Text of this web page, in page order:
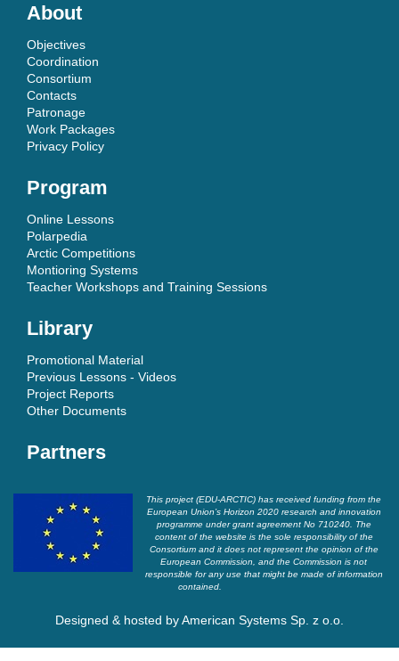
About
Objectives
Coordination
Consortium
Contacts
Patronage
Work Packages
Privacy Policy
Program
Online Lessons
Polarpedia
Arctic Competitions
Montioring Systems
Teacher Workshops and Training Sessions
Library
Promotional Material
Previous Lessons - Videos
Project Reports
Other Documents
Partners
This project (EDU-ARCTIC) has received funding from the
European Union’s Horizon 2020 research and innovation
programme under grant agreement No 710240. The
content of the website is the sole responsibility of the
Consortium and it does not represent the opinion of the
European Commission, and the Commission is not
responsible for any use that might be made of information
contained.
Designed & hosted byAmerican Systems Sp. z o.o.